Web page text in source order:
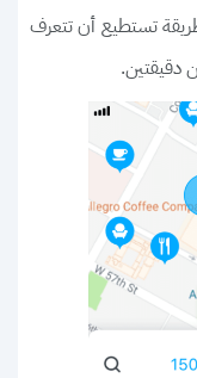
تستطيع أن تتعرف
دقيقتين.